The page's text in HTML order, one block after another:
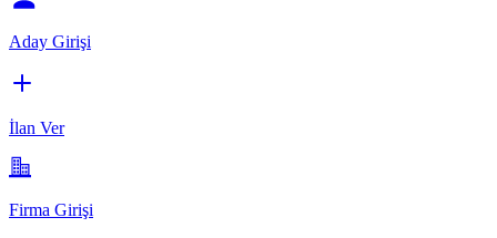
Aday Girişi
İlan Ver
Firma Girişi